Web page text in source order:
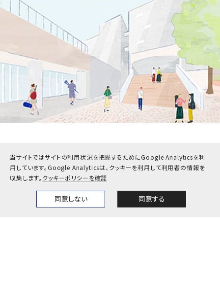
当サイトではサイトの利用状況を把握するためにGoogle Analyticsを利
用しています。Google Analyticsは、クッキーを利用して利用者の情報を
収集します。 クッキーポリシーを確認
同意しない 同意する
News Themes
卒業生
企業・地域の方
教職員
お問い合わせ
アクセス